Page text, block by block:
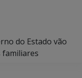
do Estado vão